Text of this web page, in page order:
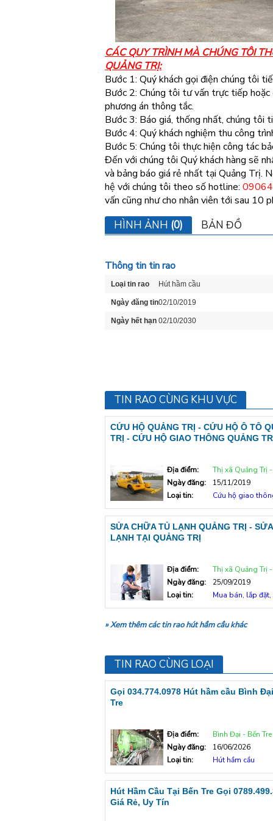
CÁC QUY TRÌNH MÀ CHÚNG TÔI
QUẢNG TRỊ:
Bước 1: Quý khách gọi điện chúng tôi
Bước 2: Chúng tôi tư vấn trực tiếp
phương án thông tắc.
Bước 3: Báo giá, thống nhất, chúng tôi
Bước 4: Quý khách nghiệm thu công
Bước 5: Chúng tôi thực hiện công tác
Đến với chúng tôi Quý khách hàng sẽ
và bảng báo giá rẻ nhất tại Quảng Trị.
hệ với chúng tôi theo số hotline:
vấn cũng như cho nhân viên tới sau 10
HÌNH ẢNH (0) BẢN ĐỒ
Thông tin tin rao
Loại tin rao Hút hầm cầu
Ngày đăng tin02/10/2019
Ngày hết hạn 02/10/2030
TIN RAO CÙNG KHU VỰC
CỨU HỘ QUẢNG TRỊ - CỨU HỘ Ô TÔ
TRỊ - CỨU HỘ GIAO THÔNG QUẢNG
Địa điểm:
Thị xã Quảng Trị -
Ngày đăng:
15/11/2019
Loại tin:
Cứu hộ giao
SỬA CHỮA TỦ LẠNH QUẢNG TRỊ -
LẠNH TẠI QUẢNG TRỊ
Địa điểm:
Thị xã Quảng Trị -
Ngày đăng:
25/09/2019
Loại tin:
Mua bán, lắp đặt,
» Xem thêm các tin rao hút hầm cầu khác
TIN RAO CÙNG LOẠI
Gọi 034.774.0978 Hút hầm cầu Bình
Tre
Địa điểm:
Bình Đại - Bến Tre
Ngày đăng:
16/06/2026
Loại tin:
Hút hầm cầu
Hút Hầm Cầu Tại Bến Tre Gọi
Giá Rẻ, Uy Tín